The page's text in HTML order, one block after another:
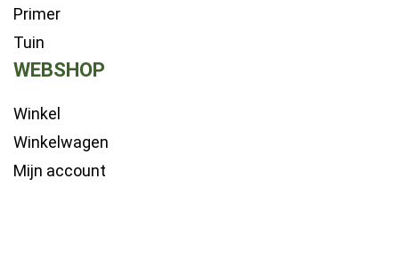
Primer
Tuin
WEBSHOP
Winkel
Winkelwagen
Mijn account